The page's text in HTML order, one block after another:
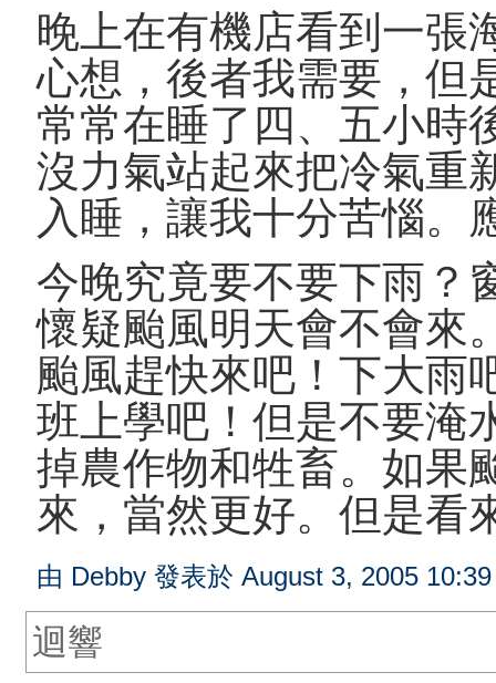
晚上在有機店看到一張
心想，後者我需要，但
常常在睡了四、五小時
沒力氣站起來把冷氣重
入睡，讓我十分苦惱。
今晚究竟要不要下雨？
懷疑颱風明天會不會來
颱風趕快來吧！下大雨
班上學吧！但是不要淹
掉農作物和牲畜。如果
來，當然更好。但是看
由 Debby 發表於 August 3, 2005
迴響